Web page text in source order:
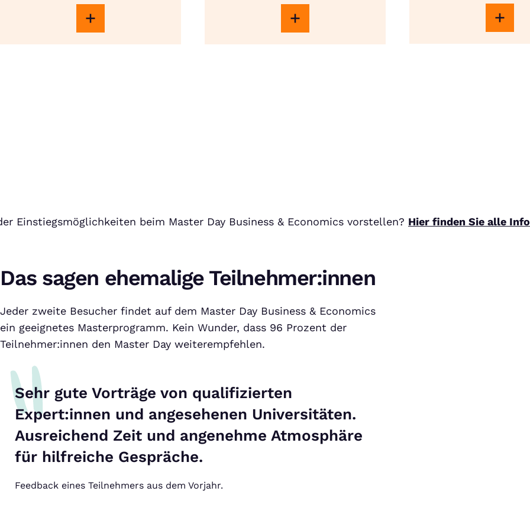
Einstiegsmöglichkeiten beim Master Day Business & Economics vorstellen? Hier finden Sie alle
Das sagen ehemalige Teilnehmer:innen
Jeder zweite Besucher findet auf dem Master Day Business & Economics
ein geeignetes Masterprogramm. Kein Wunder, dass 96 Prozent der
Teilnehmer:innen den Master Day weiterempfehlen.
Sehr gute Vorträge von qualifizierten
Expert:innen und angesehenen Universitäten.
Ausreichend Zeit und angenehme Atmosphäre
für hilfreiche Gespräche.
Feedback eines Teilnehmers aus dem Vorjahr.